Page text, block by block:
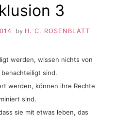
3
by H. C. ROSENBLATT
werden, wissen nichts von
sind.
werden, können ihre Rechte
sind.
sie mit etwas leben, das